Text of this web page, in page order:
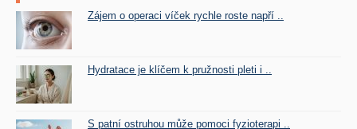
Zájem o operaci víček rychle roste napří ..
Hydratace je klíčem k pružnosti pleti i ..
S patní ostruhou může pomoci fyzioterapi ..